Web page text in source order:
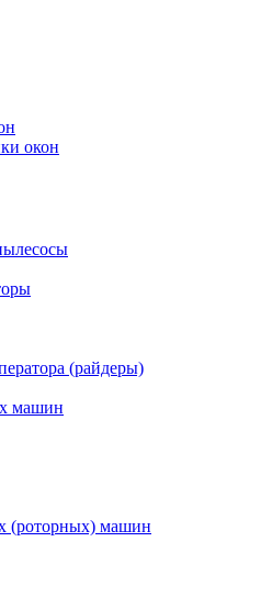
окон
(райдеры)
машин
(роторных) машин